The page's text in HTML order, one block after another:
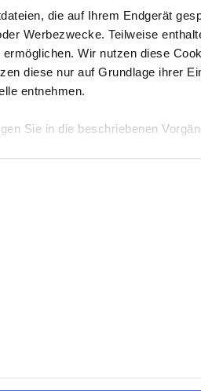
die auf Ihrem Endgerät
Werbezwecke. Teilweise
Wir nutzen diese
diese nur auf Grundlage ihrer
entnehmen.
Sie in die beschriebenen